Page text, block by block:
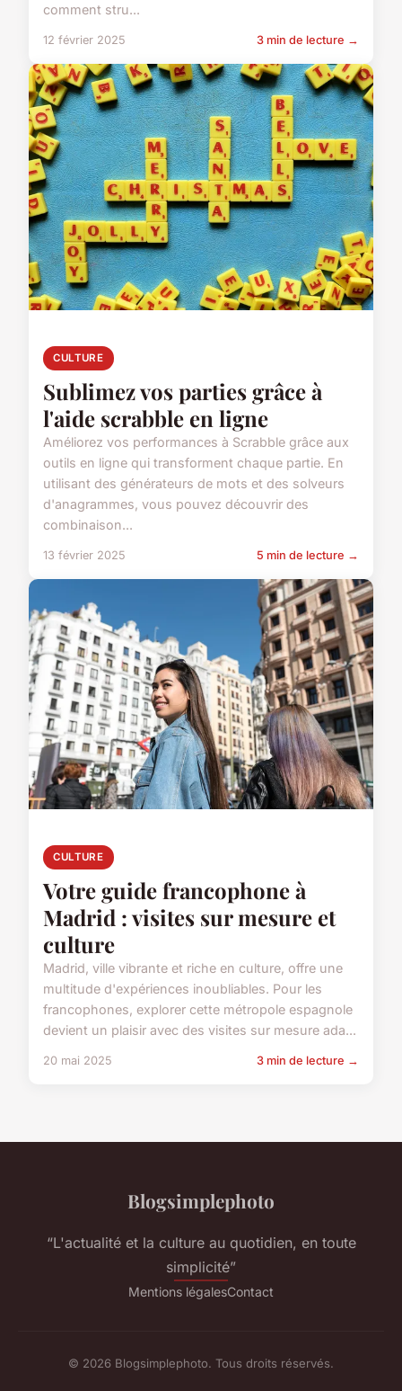
comment stru...
12 février 2025 3 min de lecture →
CULTURE
Sublimez vos parties grâce à
l'aide scrabble en ligne
Améliorez vos performances à Scrabble grâce aux
outils en ligne qui transforment chaque partie. En
utilisant des générateurs de mots et des solveurs
d'anagrammes, vous pouvez découvrir des
combinaison...
13 février 2025 5 min de lecture →
CULTURE
Votre guide francophone à
Madrid : visites sur mesure et
culture
Madrid, ville vibrante et riche en culture, offre une
multitude d'expériences inoubliables. Pour les
francophones, explorer cette métropole espagnole
devient un plaisir avec des visites sur mesure ada...
20 mai 2025 3 min de lecture →
Blogsimplephoto
“L'actualité et la culture au quotidien, en toute
simplicité”
Mentions légalesContact
© 2026 Blogsimplephoto. Tous droits réservés.